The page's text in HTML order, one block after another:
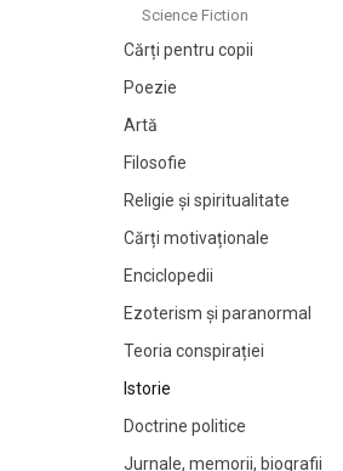
Science Fiction
Cărți pentru copii
Poezie
Artă
Filosofie
Religie și spiritualitate
Cărți motivaționale
Enciclopedii
Ezoterism și paranormal
Teoria conspirației
Istorie
Doctrine politice
Jurnale, memorii, biografii